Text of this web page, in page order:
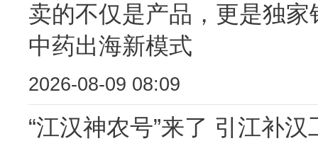
卖的不仅是产品，更是独
中药出海新模式
2026-08-09 08:09
“江汉神农号”来了 引江补